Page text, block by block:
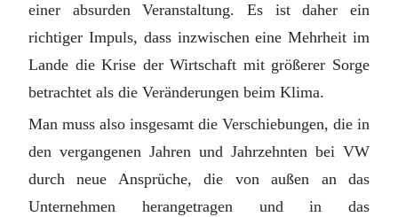
einer absurden Veranstaltung. Es ist daher ein
richtiger Impuls, dass inzwischen eine Mehrheit im
Lande die Krise der Wirtschaft mit größerer Sorge
betrachtet als die Veränderungen beim Klima.
Man muss also insgesamt die Verschiebungen, die in
den vergangenen Jahren und Jahrzehnten bei VW
durch neue Ansprüche, die von außen an das
Unternehmen herangetragen und in das